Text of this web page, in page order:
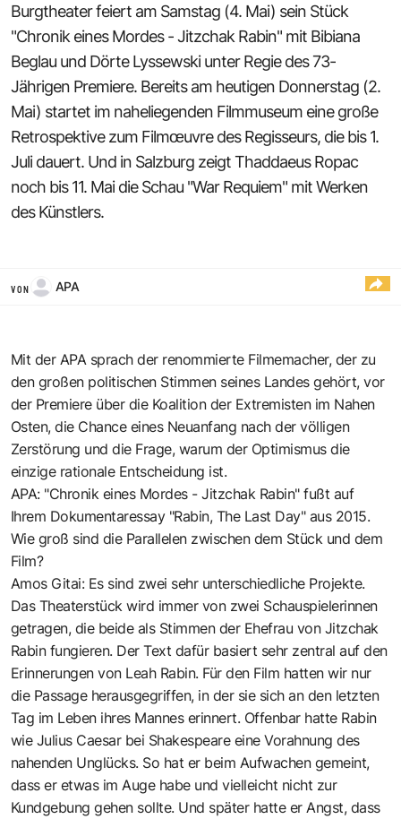
Burgtheater feiert am Samstag (4. Mai) sein Stück
"Chronik eines Mordes - Jitzchak Rabin" mit Bibiana
Beglau und Dörte Lyssewski unter Regie des 73-
Jährigen Premiere. Bereits am heutigen Donnerstag (2.
Mai) startet im naheliegenden Filmmuseum eine große
Retrospektive zum Filmœuvre des Regisseurs, die bis 1.
Juli dauert. Und in Salzburg zeigt Thaddaeus Ropac
noch bis 11. Mai die Schau "War Requiem" mit Werken
des Künstlers.
VON APA
Mit der APA sprach der renommierte Filmemacher, der zu
den großen politischen Stimmen seines Landes gehört, vor
der Premiere über die Koalition der Extremisten im Nahen
Osten, die Chance eines Neuanfang nach der völligen
Zerstörung und die Frage, warum der Optimismus die
einzige rationale Entscheidung ist.
APA: "Chronik eines Mordes - Jitzchak Rabin" fußt auf
Ihrem Dokumentaressay "Rabin, The Last Day" aus 2015.
Wie groß sind die Parallelen zwischen dem Stück und dem
Film?
Amos Gitai: Es sind zwei sehr unterschiedliche Projekte.
Das Theaterstück wird immer von zwei Schauspielerinnen
getragen, die beide als Stimmen der Ehefrau von Jitzchak
Rabin fungieren. Der Text dafür basiert sehr zentral auf den
Erinnerungen von Leah Rabin. Für den Film hatten wir nur
die Passage herausgegriffen, in der sie sich an den letzten
Tag im Leben ihres Mannes erinnert. Offenbar hatte Rabin
wie Julius Caesar bei Shakespeare eine Vorahnung des
nahenden Unglücks. So hat er beim Aufwachen gemeint,
dass er etwas im Auge habe und vielleicht nicht zur
Kundgebung gehen sollte. Und später hatte er Angst, dass